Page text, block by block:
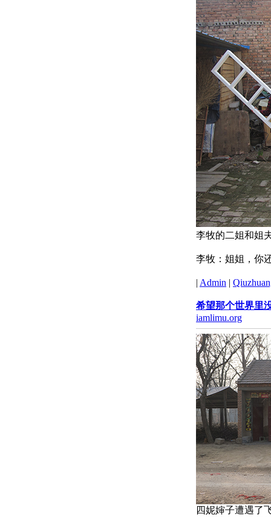
李牧的二姐和姐
李牧：姐姐，你
| Admin |
希望那个世界里
iamlimu.org
四妮婶子遭遇了